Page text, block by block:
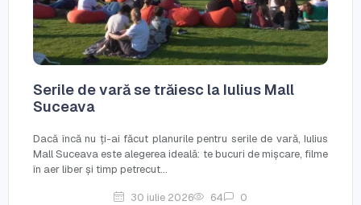
Serile de vară se trăiesc la Iulius Mall
Suceava
Dacă încă nu ți-ai făcut planurile pentru serile de vară, Iulius
Mall Suceava este alegerea ideală: te bucuri de mișcare, filme
în aer liber și timp petrecut...
30 iulie 2026 64 0